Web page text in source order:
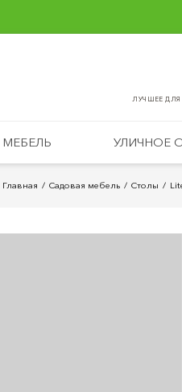
ЛУЧШЕЕ
УЛИЧНОЕ
Главная Садовая мебель Столы